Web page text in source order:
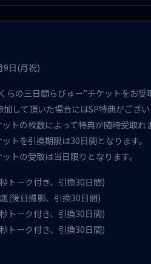
9日(月祝)
の三日間らびゅー”チケットをお受
して頂いた場合にはSP特典がござ
トの枚数によって特典が随時受取れ
トを引換期限は30日間となります。
トの受取は当日限りとなります。
トーク付き、引換30日間)
(後日撮影、引換30日間)
トーク付き、引換30日間)
トーク付き、引換30日間)